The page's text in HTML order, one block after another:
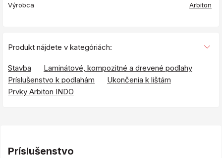
Výrobca Arbiton
Produkt nájdete v kategóriách:
Stavba
Laminátové, kompozitné a drevené podlahy
Príslušenstvo k podlahám
Ukončenia k lištám
Prvky Arbiton INDO
Príslušenstvo